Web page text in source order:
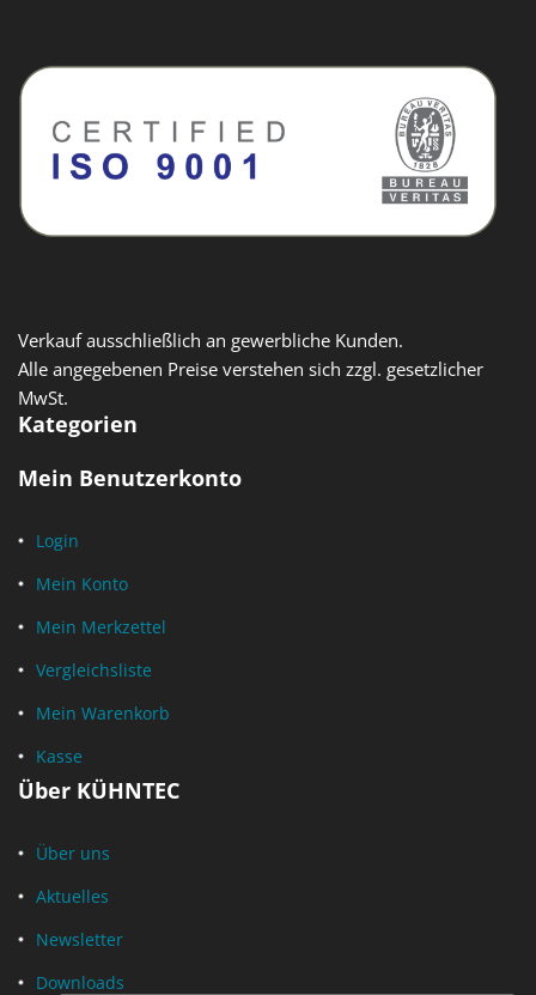
Verkauf ausschließlich an gewerbliche Kunden.
Alle angegebenen Preise verstehen sich zzgl. gesetzlicher
MwSt.
Kategorien
Mein Benutzerkonto
Login
Mein Konto
Mein Merkzettel
Vergleichsliste
Mein Warenkorb
Kasse
Über KÜHNTEC
Über uns
Aktuelles
Newsletter
Downloads